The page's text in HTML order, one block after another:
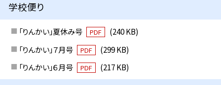
学校便り
「りんかい」夏休み号 PDF
(240 KB)
「りんかい」７月号
PDF
(299 KB)
「りんかい」６月号
PDF (217 KB)